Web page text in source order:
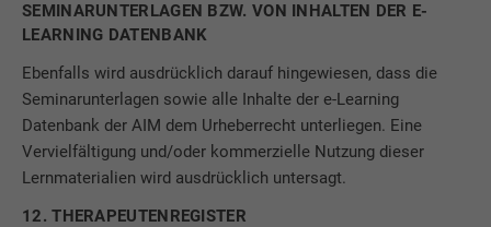
SEMINARUNTERLAGEN BZW. VON INHALTEN DER E-
LEARNING DATENBANK
Ebenfalls wird ausdrücklich darauf hingewiesen, dass die
Seminarunterlagen sowie alle Inhalte der e-Learning
Datenbank der AIM dem Urheberrecht unterliegen. Eine
Vervielfältigung und/oder kommerzielle Nutzung dieser
Lernmaterialien wird ausdrücklich untersagt.
12. THERAPEUTENREGISTER